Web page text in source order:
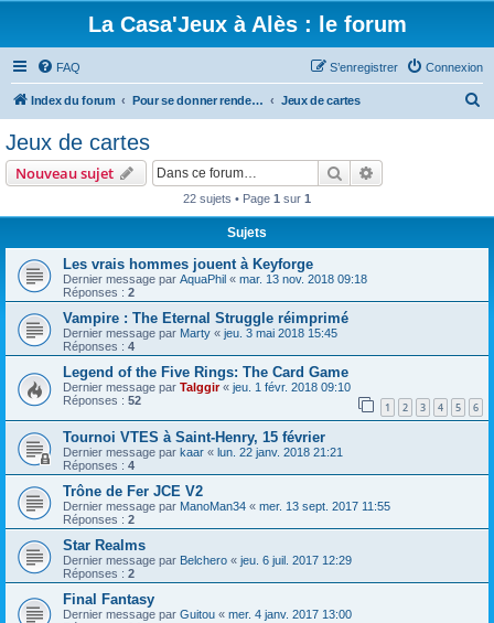
La Casa'Jeux à Alès : le forum
FAQ Connexion
S’enregistrer
Index du forum Pour se donner rendez-vous, et parler des jeux que vous aimez Jeux de cartes
Jeux de cartes
Nouveau sujet Rechercher
22 sujets • Page 1 sur 1
Sujets
Les vrais hommes jouent à Keyforge
Dernier message par AquaPhil « mar. 13 nov. 2018 09:18
Réponses : 2
Vampire : The Eternal Struggle réimprimé
Dernier message par Marty « jeu. 3 mai 2018 15:45
Réponses : 4
Legend of the Five Rings: The Card Game
Dernier message par Talggir« jeu. 1 févr. 2018 09:10
Réponses : 52 1 2 3 4 5 6
Tournoi VTES à Saint-Henry, 15 février
Dernier message par kaar « lun. 22 janv. 2018 21:21
Réponses : 4
Trône de Fer JCE V2
Dernier message par ManoMan34 « mer. 13 sept. 2017 11:55
Réponses : 2
Star Realms
Dernier message par Belchero « jeu. 6 juil. 2017 12:29
Réponses : 2
Final Fantasy
Dernier message par Guitou « mer. 4 janv. 2017 13:00